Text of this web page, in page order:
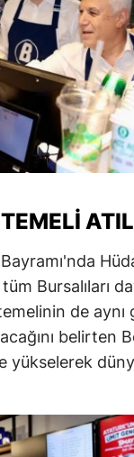
Bursalıları
de aynı
belirten